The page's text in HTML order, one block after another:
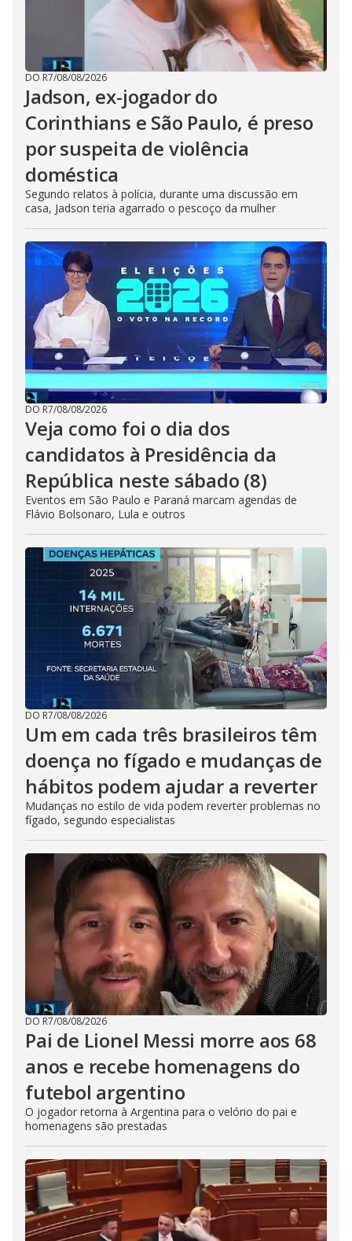
DO R7/08/08/2026
Jadson, ex-jogador do
Corinthians e São Paulo, é preso
por suspeita de violência
doméstica
Segundo relatos à polícia, durante uma discussão em
casa, Jadson teria agarrado o pescoço da mulher
DO R7/08/08/2026
Veja como foi o dia dos
candidatos à Presidência da
República neste sábado (8)
Eventos em São Paulo e Paraná marcam agendas de
Flávio Bolsonaro, Lula e outros
DO R7/08/08/2026
Um em cada três brasileiros têm
doença no fígado e mudanças de
hábitos podem ajudar a reverter
Mudanças no estilo de vida podem reverter problemas no
fígado, segundo especialistas
DO R7/08/08/2026
Pai de Lionel Messi morre aos 68
anos e recebe homenagens do
futebol argentino
O jogador retorna à Argentina para o velório do pai e
homenagens são prestadas